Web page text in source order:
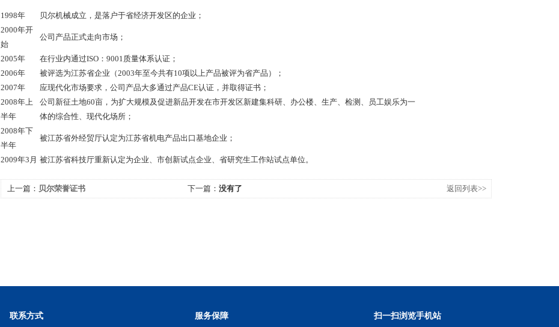
1998年
贝尔机械成立，是落户于省经济开发区的企业；
2000年开
始
公司产品正式走向市场；
2005年
在行业内通过ISO：9001质量体系认证；
2006年
被评选为江苏省企业（2003年至今共有10项以上产品被评为省产品）；
2007年
应现代化市场要求，公司产品大多通过产品CE认证，并取得证书；
2008年上
半年
公司新征土地60亩，为扩大规模及促进新品开发在市开发区新建集科研、办公楼、生产、检测、员工娱乐为一
体的综合性、现代化场所；
2008年下
半年
被江苏省外经贸厅认定为江苏省机电产品出口基地企业；
2009年3月 被江苏省科技厅重新认定为企业、市创新试点企业、省研究生工作站试点单位。
上一篇： 贝尔荣誉证书 下一篇： 没有了 返回列表>>
联系方式 服务保障 扫一扫浏览手机站